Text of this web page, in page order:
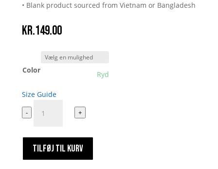
• Blank product sourced from Vietnam or Bangladesh
kr.149.00
Color Ryd
Size Guide
100%
Kokainafhængig
- +
TILFØJ TIL KURV